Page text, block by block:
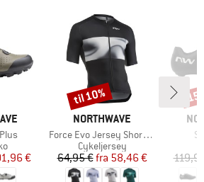
pris
€
MÆRKE
NORTHWAVE
Artikel
Force Evo Jersey Short Sleeve
Produktgruppe
Cykeljersey
Pris
64,95 € Nedsat pris
fra 58,46 €
Rabat
til 10%